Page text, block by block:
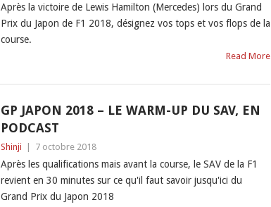
Après la victoire de Lewis Hamilton (Mercedes) lors du Grand
Prix du Japon de F1 2018, désignez vos tops et vos flops de la
course.
Read More
GP JAPON 2018 – LE WARM-UP DU SAV, EN
PODCAST
Shinji 7 octobre 2018
Après les qualifications mais avant la course, le SAV de la F1
revient en 30 minutes sur ce qu'il faut savoir jusqu'ici du
Grand Prix du Japon 2018